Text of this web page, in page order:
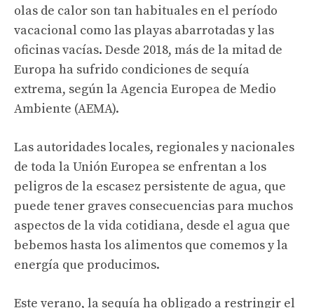
olas de calor son tan habituales en el período
vacacional como las playas abarrotadas y las
oficinas vacías. Desde 2018, más de la mitad de
Europa ha sufrido condiciones de sequía
extrema, según la Agencia Europea de Medio
Ambiente (AEMA).
Las autoridades locales, regionales y nacionales
de toda la Unión Europea se enfrentan a los
peligros de la escasez persistente de agua, que
puede tener graves consecuencias para muchos
aspectos de la vida cotidiana, desde el agua que
bebemos hasta los alimentos que comemos y la
energía que producimos.
Este verano, la sequía ha obligado a restringir el